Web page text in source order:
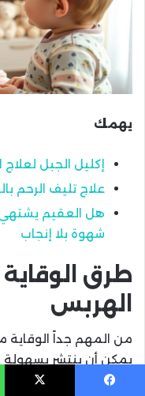
يهمك
إكليل الجبل لعلاج
علاج تليف الرحم
هل العقيم يشتهي
شهوة بلا إنجاب
طرق
الهربس
من المهم جداً
يمكن أن ينتشر
معدي
ويمكن أن